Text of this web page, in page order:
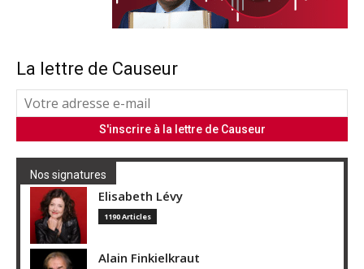
La lettre de Causeur
Nos signatures
Elisabeth Lévy
1190 Articles
Alain Finkielkraut